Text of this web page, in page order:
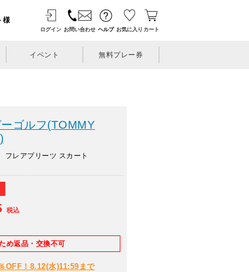
様
ログイン お問い合わせ ヘルプ お気に入り カート
イベント 無料プレー券
ゴルフ(TOMMY
フレアプリーツ スカート
税込
め返品・交換不可
OFF！8.12(水)11:59まで